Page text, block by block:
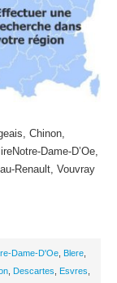
Chinon,
Dame-D’Oe,
Renault, Vouvray
Dame-D'Oe Blere
Descartes Esvres